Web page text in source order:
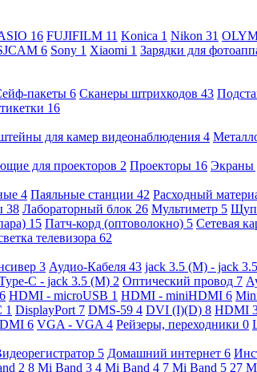
16 FUJIFILM 11 Konica 1 Nikon 31
6 Sony 1 Xiaomi 1 Зарядки для
пакеты 6 Сканеры штрихкодов 43
16
для камер видеонаблюдения 4
для проекторов 2 Проекторы 16 Экраны
4 Паяльные станции 42 Расходный
38 Лабораторный блок 26 Мультиметр 5
15 Патч-корд (оптоволокно) 5 Сетевая
телевизора 62
3 Аудио-Кабеля 43 jack 3.5 (M) - jack
C - jack 3.5 (M) 2 Оптический провод 7
HDMI - microUSB 1 HDMI - miniHDMI 6
1 DisplayPort 7 DMS-59 4 DVI (I)(D) 8 HDMI
6 VGA - VGA 4 Рейзеры, переходники 0
5 Домашний интернет 6
2 8 Mi Band 3 4 Mi Band 4 7 Mi Band 5 27